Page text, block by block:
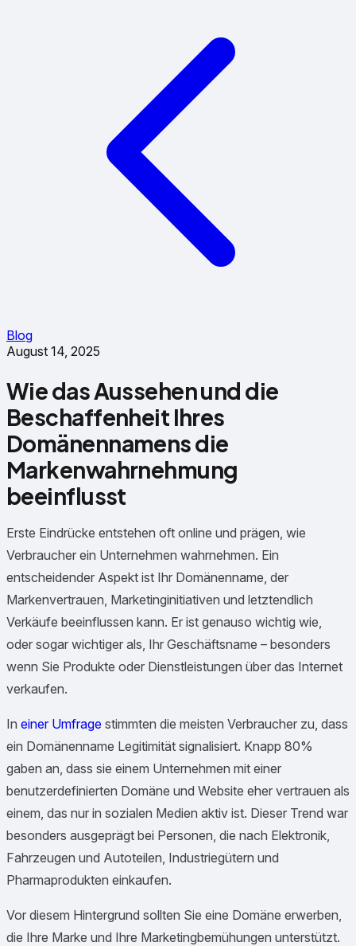
Blog
August 14, 2025
Wie das Aussehen und die
Beschaffenheit Ihres
Domänennamens die
Markenwahrnehmung
beeinflusst
Erste Eindrücke entstehen oft online und prägen, wie
Verbraucher ein Unternehmen wahrnehmen. Ein
entscheidender Aspekt ist Ihr Domänenname, der
Markenvertrauen, Marketinginitiativen und letztendlich
Verkäufe beeinflussen kann. Er ist genauso wichtig wie,
oder sogar wichtiger als, Ihr Geschäftsname – besonders
wenn Sie Produkte oder Dienstleistungen über das Internet
verkaufen.
In einer Umfrage stimmten die meisten Verbraucher zu, dass
ein Domänenname Legitimität signalisiert. Knapp 80%
gaben an, dass sie einem Unternehmen mit einer
benutzerdefinierten Domäne und Website eher vertrauen als
einem, das nur in sozialen Medien aktiv ist. Dieser Trend war
besonders ausgeprägt bei Personen, die nach Elektronik,
Fahrzeugen und Autoteilen, Industriegütern und
Pharmaprodukten einkaufen.
Vor diesem Hintergrund sollten Sie eine Domäne erwerben,
die Ihre Marke und Ihre Marketingbemühungen unterstützt.